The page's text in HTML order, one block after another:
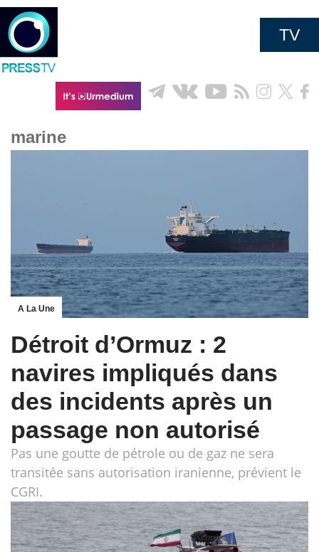
TV
marine
A La Une
Détroit d’Ormuz : 2
navires impliqués dans
des incidents après un
passage non autorisé
Pas une goutte de pétrole ou de gaz ne sera
transitée sans autorisation iranienne, prévient le
CGRI.